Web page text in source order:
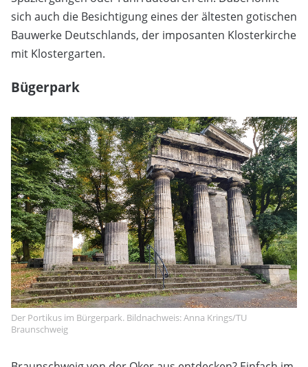
sich auch die Besichtigung eines der ältesten gotischen
Bauwerke Deutschlands, der imposanten Klosterkirche
mit Klostergarten.
Bügerpark
Der Portikus im Bürgerpark. Bildnachweis: Anna Krings/TU
Braunschweig